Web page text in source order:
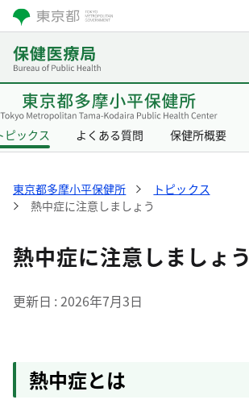
ピックス よくある質問 保健所概要
東京都多摩小平保健所
トピックス
熱中症に注意しましょう
熱中症に注意しましょう
更新日 2026年7月3日
熱中症とは